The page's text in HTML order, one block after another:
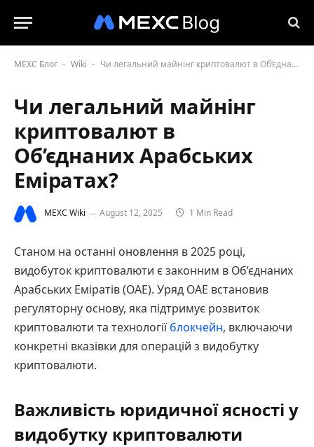
MEXC Блог - Wiki - Чи легальний майнінг криптовалют в Об’єднаних Арабських Еміратах?
Чи легальний майнінг
криптовалют в
Об’єднаних Арабських
Еміратах?
MEXC Wiki August 12, 2025 1 Min Read
Станом на останні оновлення в 2025 році,
видобуток криптовалюти є законним в Об’єднаних
Арабських Еміратів (ОАЕ). Уряд ОАЕ встановив
регуляторну основу, яка підтримує розвиток
криптовалюти та технологіїблокчейн, включаючи
конкретні вказівки для операцій з видобутку
криптовалюти.
Важливість юридичної ясності у
видобутку криптовалюти